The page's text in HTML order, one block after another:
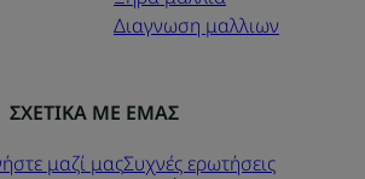
Διαγνωση μαλλιων
ΣΧΕΤΙΚΑ ΜΕ ΕΜΑΣ
μαζί μαςΣυχνές ερωτήσεις